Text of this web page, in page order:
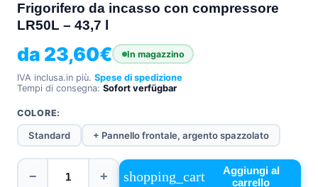
+39
0471
540
4.6
Instagram
Frigorifero da incasso con compressore
LR50L – 43,7 l
da 23,60€ In magazzino
IVA inclusa.in più. Spese di spedizione
Tempi di consegna: Sofort verfügbar
COLORE:
Standard + Pannello frontale, argento spazzolato
− + shopping_cart
Aggiungi al
carrello